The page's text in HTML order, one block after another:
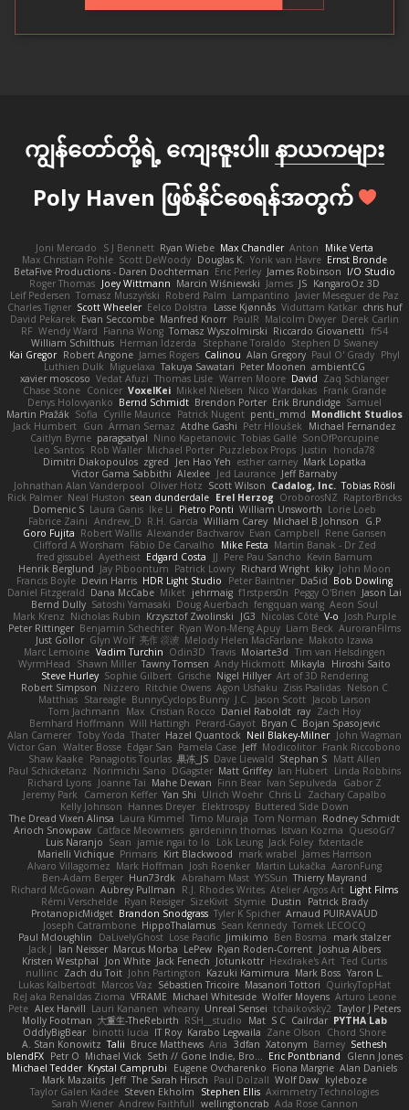
ကျွန်တော်တို့ရဲ့ ကျေးဇူးပါ။ နာယကများ
Poly Haven ဖြစ်နိုင်စေရန်အတွက်
Joni Mercado S J Bennett Ryan Wiebe Max Chandler Anton
Mike Verta
Max Christian Pohle Scott DeWoody Douglas K. Yorik van Havre Ernst Bronde
BetaFive Productions - Daren Dochterman Eric Perley James Robinson I/O Studio
Roger Thomas Joey Wittmann Marcin Wiśniewski James JS KangaroOz 3D
Leif Pedersen Tomasz Muszyński Roberd Palm Lampantino Javier Meseguer de Paz
Charles Tigner Scott Wheeler Eelco Dolstra Lasse Kjønnås Viduttam Katkar chris huf
David Pekarek Evan Seccombe Manfred Knorr PaulR Malcolm Dwyer Derek Carlin
RF Wendy Ward Fianna Wong Tomasz Wyszolmirski Riccardo Giovanetti fr54
William Schilthuis Herman Idzerda Stephane Toraldo Stephen D Swaney
Kai Gregor Robert Angone James Rogers Calinou Alan Gregory Paul O' Grady Phyl
Luthien Dulk Miguelaxa Takuya Sawatari Peter Moonen ambientCG
xavier moscoso Vedat Afuzi Thomas Lisle Warren Moore David Zaq Schlanger
Chase Stone Conicer VoxelKei Mikkel Nielsen Nico Wardakas Frank Grande
Denys Holovyanko Bernd Schmidt Brendon Porter Erik Brundidge Samuel
Martin Pražák Sofia Cyrille Maurice Patrick Nugent penti_mmd Mondlicht Studios
Jack Humbert Gun Arman Sernaz Atdhe Gashi Petr Hloušek
Michael Fernandez
Caitlyn Byrne paragsatyal Nino Kapetanovic Tobias Gallé SonOfPorcupine
Leo Santos Rob Waller Michael Porter Puzzlebox Props Justin
honda78
Dimitri Diakopoulos zgred Jen Hao Yeh esther carney Mark Lopatka
Victor Gama Sabbithi Alexlee Jed Laurance Jeff Barnaby
Johnathan Alan Vanderpool Oliver Hotz Scott Wilson Cadalog, Inc. Tobias Rösli
Rick Palmer Neal Huston sean dunderdale Erel Herzog OroborosNZ RaptorBricks
Domenic S Laura Ganis Ike Li Pietro Ponti William Unsworth Lorie Loeb
Fabrice Zaini Andrew_D R.H. García William Carey Michael B Johnson
G.P
Goro Fujita Robert Wallis Alexander Bachvarov Evan Campbell Rene Gansen
Clifford A Worsham Fábio De Carvalho Mike Festa Martin Banak - Dr Zed
fred gissubel Ayetheist Edgard Costa JJ Pere Pau Sancho Kevin Barnum
Henrik Berglund Jay Piboontum Patrick Lowry Richard Wright kiky John Moon
Francis Boyle Devin Harris HDR Light Studio Peter Baintner Da5id Bob Dowling
Daniel Fitzgerald Dana McCabe Miket jehrmaig f1rstpers0n Peggy O'Brien Jason Lai
Bernd Dully Satoshi Yamasaki Doug Auerbach fengquan wang Aeon Soul
Mark Krenz Nicholas Rubin Krzysztof Zwolinski JG3 Nicolas Côté V-o Josh Purple
Peter Rittinger Benjamin Schechter Ryan Won-Meng Apuy Liam Beck AuroranFilms
Just Gollor Glyn Wolf 亮作 淡波 Melody Helen MacFarlane Makoto Izawa
Marc Lemoine Vadim Turchin Odin3D Travis Moiarte3d Tim van Helsdingen
WyrmHead
Shawn Miller Tawny Tomsen Andy Hickmott Mikayla
Hiroshi Saito
Steve Hurley Sophie Gilbert Grische Nigel Hillyer Art of 3D Rendering
Robert Simpson
Nizzero Ritchie Owens Agon Ushaku Zisis Psalidas Nelson C
Matthias Stareagle BunnyCyclops Bunny J.C. Jason Scott Jacob Larson
Tom Jachmann
Max Cristian Rocco Daniel Raboldt ray Zach Hoy
Bernhard Hoffmann Will Hattingh Perard-Gayot Bryan C Bojan Spasojevic
Alan Camerer Toby Yoda Thater Hazel Quantock Neil Blakey-Milner John Wagman
Victor Gan Walter Bosse Edgar San Pamela Case Jeff Modicolitor Frank Riccobono
Shaw Kaake Panagiotis Tourlas 果冻_JS Dave Liewald Stephan S Matt Allen
Paul Schicketanz
Norimichi Sano DGagster Matt Griffey Ian Hubert Linda Robbins
Richard Lyons Joanne Tai Mahe Dewan Finn Bear Ivan Sepulveda
Gabor Z
Jeremy Park
Cameron Keffer Yan Shi Ulrich Woehr Chris Li
Zachary Capalbo
Kelly Johnson Hannes Dreyer Elektrospy Buttered Side Down
The Dread Vixen Alinsa Laura Kimmel Timo Muraja Tom Norman Rodney Schmidt
Arioch Snowpaw Catface Meowmers gardeninn thomas Istvan Kozma QuesoGr7
Luis Naranjo Sean jamie ngai to lo Lök Leung Jack Foley fxtentacle
Marielli Vichique Primaris Kirt Blackwood mark wrabel James Harrison
Alvaro Villagomez Mark Hoffman Josh Roenker Martin Lukačka AaronFung
Ben-Adam Berger Hun73rdk Abraham Mast YYSSun Thierry Mayrand
Richard McGowan Aubrey Pullman R.J. Rhodes Writes Atelier Argos Art Light Films
Rémi Verschelde Ryan Reisiger SizeKivit Stymie Dustin
Patrick Brady
ProtanopicMidget Brandon Snodgrass Tyler K Spicher Arnaud PUIRAVAUD
Joseph Catrambone HippoThalamus Sean Kennedy Tomek LECOCQ
Paul Mcloughlin
DaLivelyGhost Lose Pacific Jimikimo Ben Bosma
mark stalzer
Jack J
Ian Neisser Marcus Morba LePew Ryan Roden-Corrent Joshua Albers
Kristen Westphal
Jon White Jack Fenech Jotunkottr Hexdrake's Art Ted Curtis
nullinc Zach du Toit John Partington Kazuki Kamimura Mark Boss Yaron L.
Lukas Kalbertodt Marcos Vaz Sébastien Tricoire Masanori Tottori QuirkyTopHat
ReJ aka Renaldas Zioma VFRAME Michael Whiteside Wolfer Moyens Arturo Leone
Pete Alex Harvill Lauri Kananen wheany Unreal Sensei tchaikovsky2 Taylor J Peters
Molly Footman 大重生-TheRebirth RSH__studio Mat S C Cailrdar PYTHA Lab
OddlyBigBear binotti lucia IT Roy Karabo Legwaila Zane Olson
Chord Shore
A. Stan Konowitz Talii Bruce Matthews Aria 3dfan Xatonym Barney Sethesh
blendFX Petr O Michael Vick Seth // Gone Indie, Bro... Eric Pontbriand
Glenn Jones
Michael Tedder Krystal Camprubi Eugene Ovcharenko Fiona Margrie Alan Daniels
Mark Mazaitis Jeff The Sarah Hirsch Paul Dolzall Wolf Daw kyleboze
Taylor Galen Kadee Steven Ekholm Stephen Ellis Aximmetry Technologies
Sarah Wiener Andrew Faithfull wellingtoncrab Ada Rose Cannon